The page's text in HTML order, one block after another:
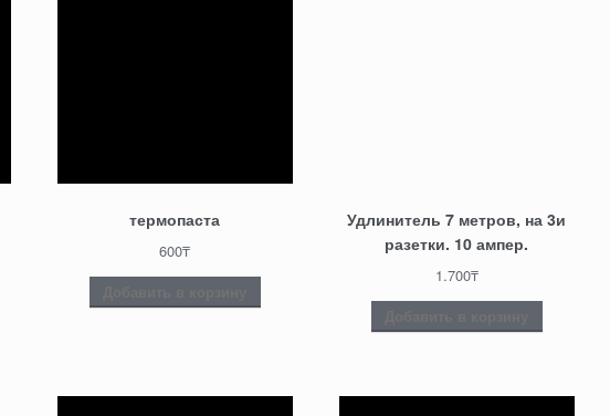
термопаста
600₸
Удлинитель 7 метров, на 3и
разетки. 10 ампер.
1.700₸